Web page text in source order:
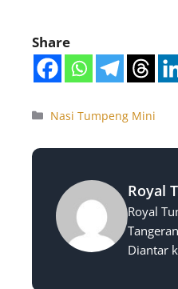
Share
Nasi Tumpeng Mini
Royal
Royal
Diantar